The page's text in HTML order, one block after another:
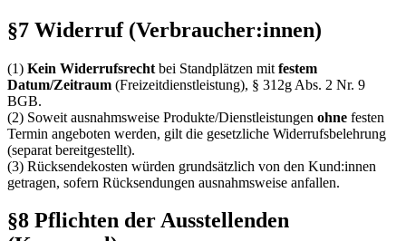
§7 Widerruf (Verbraucher:innen)
(1) Kein Widerrufsrecht bei Standplätzen mit festem
Datum/Zeitraum (Freizeitdienstleistung), § 312g Abs. 2 Nr. 9
BGB.
(2) Soweit ausnahmsweise Produkte/Dienstleistungen ohne festen
Termin angeboten werden, gilt die gesetzliche Widerrufsbelehrung
(separat bereitgestellt).
(3) Rücksendekosten würden grundsätzlich von den Kund:innen
getragen, sofern Rücksendungen ausnahmsweise anfallen.
§8 Pflichten der Ausstellenden